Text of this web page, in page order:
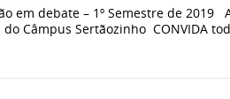
em debate – 1º Semestre de 2019
Câmpus Sertãozinho CONVIDA